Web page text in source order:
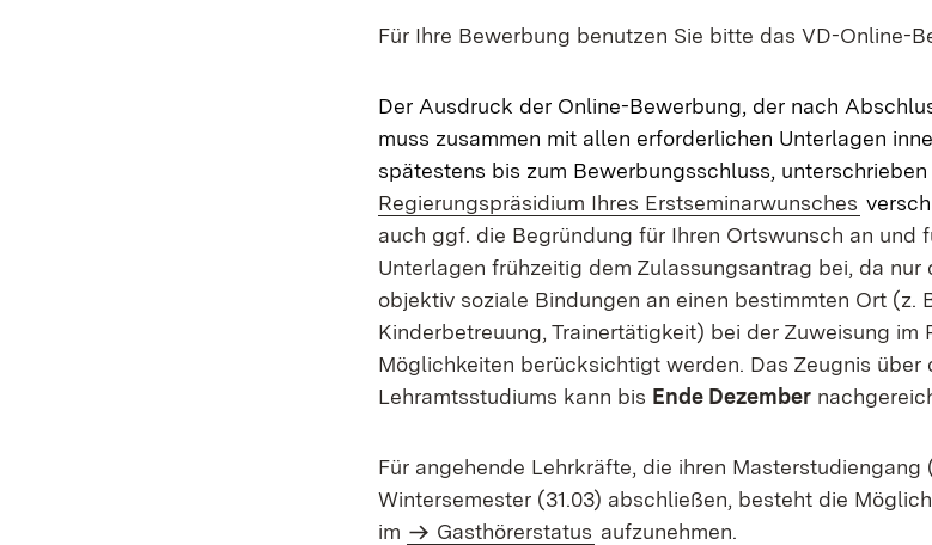
Für Ihre Bewerbung benutzen Sie bitte das VD-Online-
Der Ausdruck der Online-Bewerbung, der nach
muss zusammen mit allen erforderlichen Unterlagen
spätestens bis zum Bewerbungsschluss, unterschrieben
Regierungspräsidium Ihres Erstseminarwunsches
auch ggf. die Begründung für Ihren Ortswunsch an und
Unterlagen frühzeitig dem Zulassungsantrag bei, da
objektiv soziale Bindungen an einen bestimmten Ort (z.
Kinderbetreuung, Trainertätigkeit) bei der Zuweisung im
Möglichkeiten berücksichtigt werden. Das Zeugnis über
Lehramtsstudiums kann bis Ende Dezember
Für angehende Lehrkräfte, die ihren
Wintersemester (31.03) abschließen, besteht die
im
Gasthörerstatus aufzunehmen.